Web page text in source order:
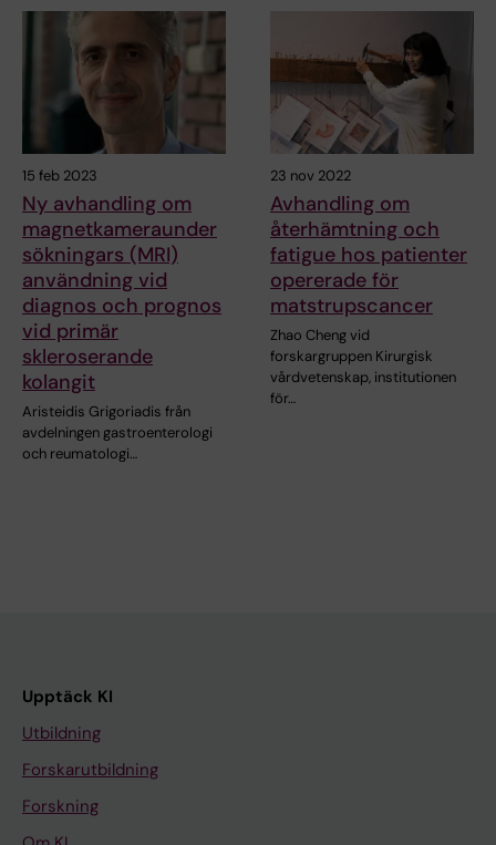
15 feb 2023
Ny avhandling om
magnetkameraunder
sökningars (MRI)
användning vid
diagnos och prognos
vid primär
skleroserande
kolangit
Aristeidis Grigoriadis från
avdelningen gastroenterologi
och reumatologi…
23 nov 2022
Avhandling om
återhämtning och
fatigue hos patienter
opererade för
matstrupscancer
Zhao Cheng vid
forskargruppen Kirurgisk
vårdvetenskap, institutionen
för…
Upptäck KI
Utbildning
Forskarutbildning
Forskning